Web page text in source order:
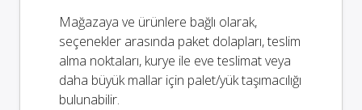
Mağazaya ve ürünlere bağlı olarak,
seçenekler arasında paket dolapları, teslim
alma noktaları, kurye ile eve teslimat veya
daha büyük mallar için palet/yük taşımacılığı
bulunabilir.